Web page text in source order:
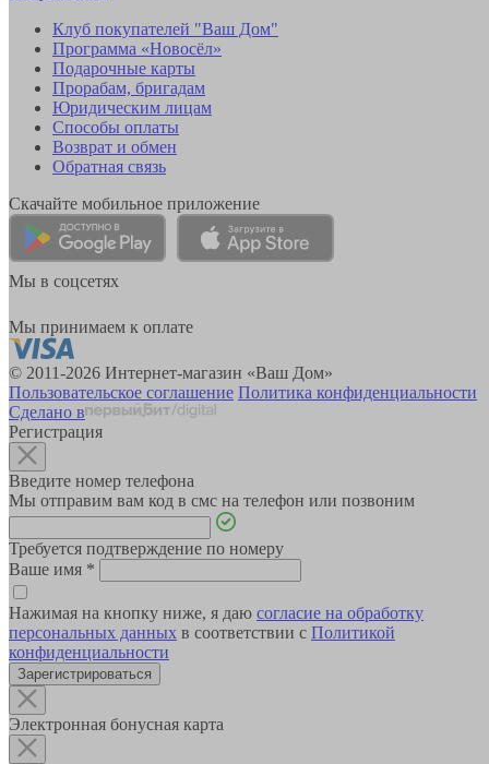
Клуб покупателей "Ваш Дом"
Программа «Новосёл»
Подарочные карты
Прорабам, бригадам
Юридическим лицам
Способы оплаты
Возврат и обмен
Обратная связь
Скачайте мобильное приложение
Мы в соцсетях
Мы принимаем к оплате
© 2011-2026 Интернет-магазин «Ваш Дом»
Пользовательское соглашение Политика конфиденциальности
Сделано в
Регистрация
Введите номер телефона
Мы отправим вам код в смс на телефон или позвоним
Требуется подтверждение по номеру
Ваше имя *
Нажимая на кнопку ниже, я даю согласие на обработку
персональных данных в соответствии с Политикой
конфиденциальности
Зарегистрироваться
Электронная бонусная карта